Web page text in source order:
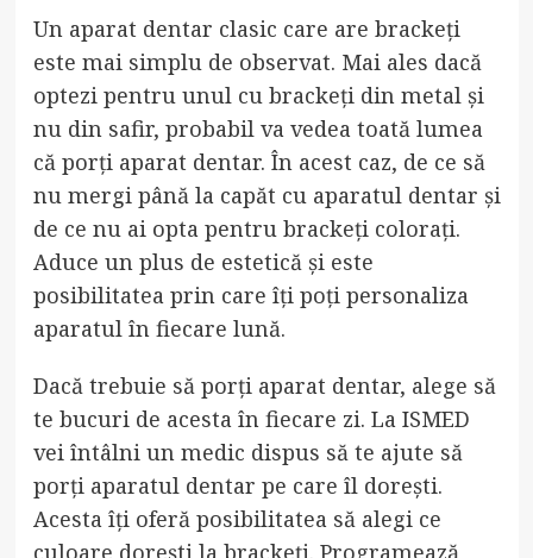
Un aparat dentar clasic care are brackeți
este mai simplu de observat. Mai ales dacă
optezi pentru unul cu brackeți din metal și
nu din safir, probabil va vedea toată lumea
că porți aparat dentar. În acest caz, de ce să
nu mergi până la capăt cu aparatul dentar și
de ce nu ai opta pentru brackeți colorați.
Aduce un plus de estetică și este
posibilitatea prin care îți poți personaliza
aparatul în fiecare lună.
Dacă trebuie să porți aparat dentar, alege să
te bucuri de acesta în fiecare zi. La ISMED
vei întâlni un medic dispus să te ajute să
porți aparatul dentar pe care îl dorești.
Acesta îți oferă posibilitatea să alegi ce
culoare dorești la brackeți. Programează